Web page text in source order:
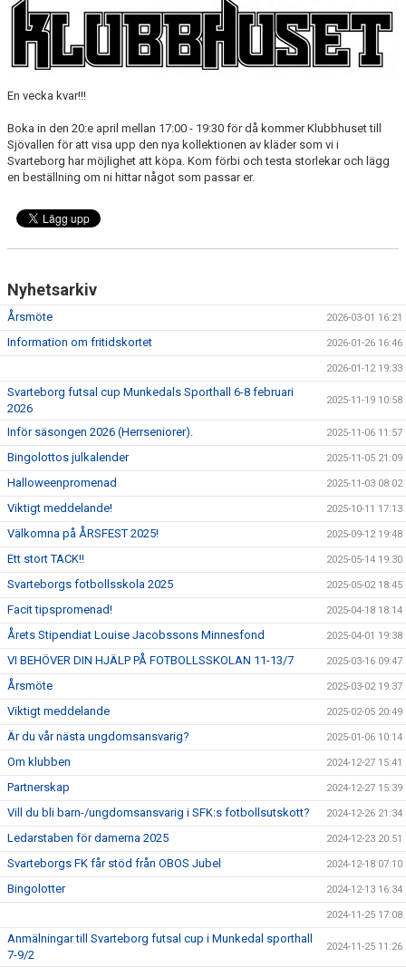
SPONSORHUSET
En vecka kvar!!!
Boka in den 20:e april mellan 17:00 - 19:30 för då kommer Klubbhuset till
Sjövallen för att visa upp den nya kollektionen av kläder som vi i
Svarteborg har möjlighet att köpa. Kom förbi och testa storlekar och lägg
en beställning om ni hittar något som passar er.
Nyhetsarkiv
Årsmöte 2026-03-01 16:21
Information om fritidskortet 2026-01-26 16:46
2026-01-12 19:33
Svarteborg futsal cup Munkedals Sporthall 6-8 februari
2026
2025-11-19 10:58
Inför säsongen 2026 (Herrseniorer). 2025-11-06 11:57
Bingolottos julkalender 2025-11-05 21:09
Halloweenpromenad 2025-11-03 08:02
Viktigt meddelande! 2025-10-11 17:13
Välkomna på ÅRSFEST 2025! 2025-09-12 19:48
Ett stort TACK!! 2025-05-14 19:30
Svarteborgs fotbollsskola 2025 2025-05-02 18:45
Facit tipspromenad! 2025-04-18 18:14
Årets Stipendiat Louise Jacobssons Minnesfond 2025-04-01 19:38
VI BEHÖVER DIN HJÄLP PÅ FOTBOLLSSKOLAN 11-13/7 2025-03-16 09:47
Årsmöte 2025-03-02 19:37
Viktigt meddelande 2025-02-05 20:49
Är du vår nästa ungdomsansvarig? 2025-01-06 10:14
Om klubben 2024-12-27 15:41
Partnerskap 2024-12-27 15:39
Vill du bli barn-/ungdomsansvarig i SFK:s fotbollsutskott? 2024-12-26 21:34
Ledarstaben för damerna 2025 2024-12-23 20:51
Svarteborgs FK får stöd från OBOS Jubel 2024-12-18 07:10
Bingolotter 2024-12-13 16:34
2024-11-25 17:08
Anmälningar till Svarteborg futsal cup i Munkedal sporthall
7-9/2
2024-11-25 11:26